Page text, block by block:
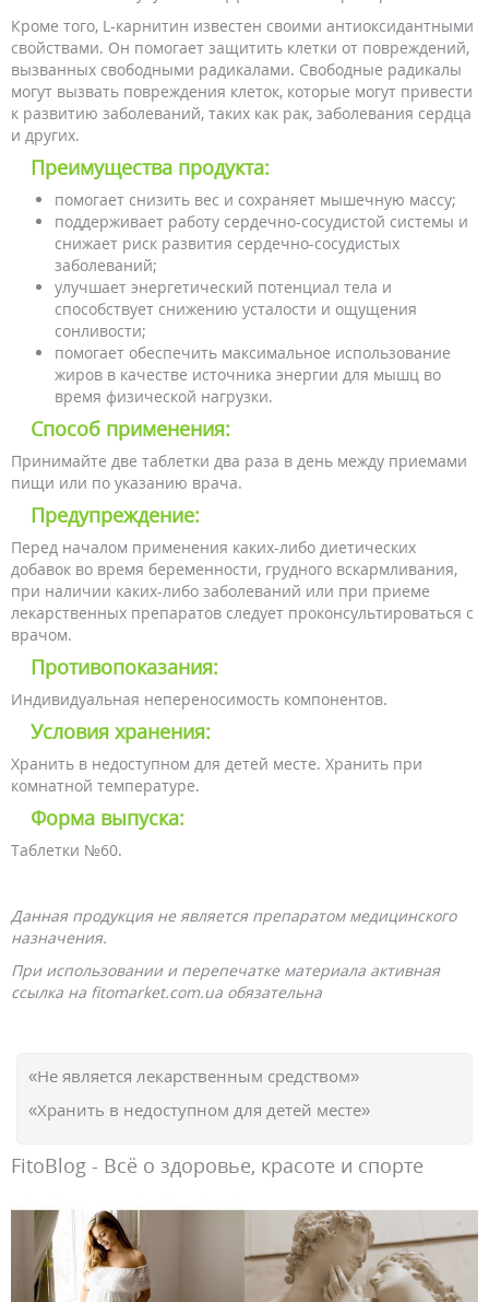
Кроме того, L-карнитин известен своими антиоксидантными
свойствами. Он помогает защитить клетки от повреждений,
вызванных свободными радикалами. Свободные радикалы
могут вызвать повреждения клеток, которые могут привести
к развитию заболеваний, таких как рак, заболевания сердца
и других.
Преимущества продукта:
помогает снизить вес и сохраняет мышечную массу;
поддерживает работу сердечно-сосудистой системы и
снижает риск развития сердечно-сосудистых
заболеваний;
улучшает энергетический потенциал тела и
способствует снижению усталости и ощущения
сонливости;
помогает обеспечить максимальное использование
жиров в качестве источника энергии для мышц во
время физической нагрузки.
Способ применения:
Принимайте две таблетки два раза в день между приемами
пищи или по указанию врача.
Предупреждение:
Перед началом применения каких-либо диетических
добавок во время беременности, грудного вскармливания,
при наличии каких-либо заболеваний или при приеме
лекарственных препаратов следует проконсультироваться с
врачом.
Противопоказания:
Индивидуальная непереносимость компонентов.
Условия хранения:
Хранить в недоступном для детей месте. Хранить при
комнатной температуре.
Форма выпуска:
Таблетки №60.
Данная продукция не является препаратом медицинского
назначения.
При использовании и перепечатке материала активная
ссылка на fitomarket.com.ua обязательна
«Не является лекарственным средством»
«Хранить в недоступном для детей месте»
FitoBlog - Всё о здоровье, красоте и спорте